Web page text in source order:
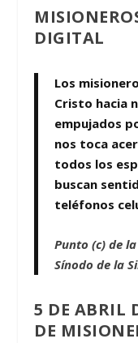
DIGITAL
Los
Cristo hacia
empujados
nos toca
todos los
buscan
teléfonos
Punto (c) de
Sínodo de la
5 DE ABRIL
DE